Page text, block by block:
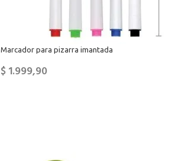
Marcador para pizarra imantada
$1.999,90